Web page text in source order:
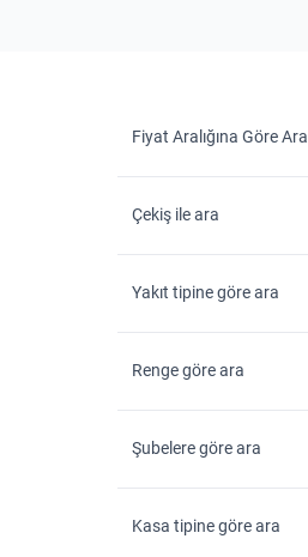
Fiyat Aralığına Göre Ara
Çekiş ile ara
Yakıt tipine göre ara
Renge göre ara
Şubelere göre ara
Kasa tipine göre ara